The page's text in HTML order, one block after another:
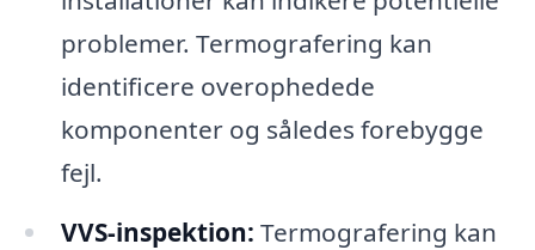
problemer. Termografering kan
identificere overophedede
komponenter og således forebygge
fejl.
VVS-inspektion: Termografering kan